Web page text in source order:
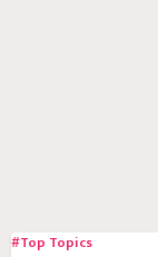
#Top Topics